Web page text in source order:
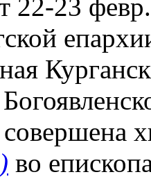
23 февр.
во